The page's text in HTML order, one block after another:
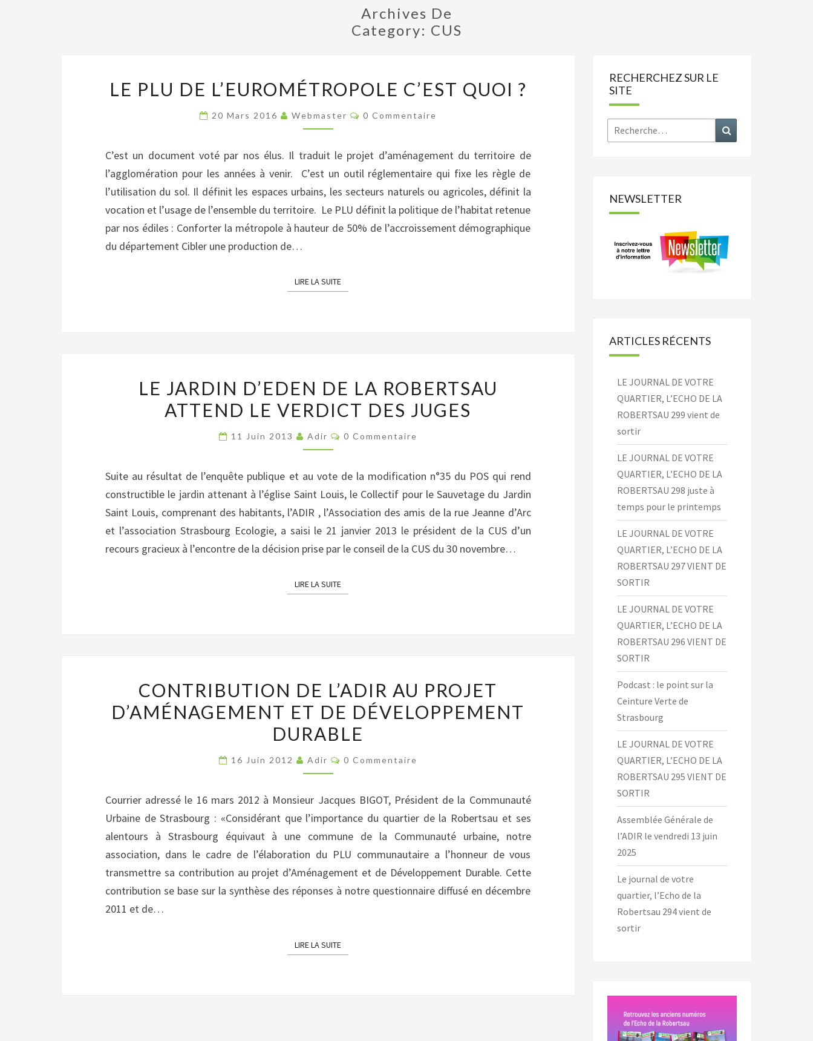
Archives De
Category: CUS
PLU
L’EUROMÉTROPOLE
LE PLU DE L’EUROMÉTROPOLE C’EST QUOI ?
20 Mars 2016 Webmaster Commentaires
0 Commentaire
C’est un document voté par nos élus. Il traduit le projet d’aménagement du territoire de
l’agglomération pour les années à venir. C’est un outil réglementaire qui fixe les règle de
l’utilisation du sol. Il définit les espaces urbains, les secteurs naturels ou agricoles, définit la
vocation et l’usage de l’ensemble du territoire. Le PLU définit la politique de l’habitat retenue
par nos édiles : Conforter la métropole à hauteur de 50% de l’accroissement démographique
du département Cibler une production de…
LIRE LA SUITELIRE LA SUITE
JARDIN
D’EDEN
LA
ATTEND
LE
VERDICT
DES
JUGES
LE JARDIN D’EDEN DE LA ROBERTSAU
ATTEND LE VERDICT DES JUGES
11 Juin 2013 Adir Commentaires
0 Commentaire
Suite au résultat de l’enquête publique et au vote de la modification n°35 du POS qui rend
constructible le jardin attenant à l’église Saint Louis, le Collectif pour le Sauvetage du Jardin
Saint Louis, comprenant des habitants, l’ADIR , l’Association des amis de la rue Jeanne d’Arc
et l’association Strasbourg Ecologie, a saisi le 21 janvier 2013 le président de la CUS d’un
recours gracieux à l’encontre de la décision prise par le conseil de la CUS du 30 novembre…
LIRE LA SUITELIRE LA SUITE
DE
L’ADIR
AU
D’AMÉNAGEMENT
DE
DÉVELOPPEMENT
DURABLE
CONTRIBUTION DE L’ADIR AU PROJET
D’AMÉNAGEMENT ET DE DÉVELOPPEMENT
DURABLE
16 Juin 2012 Adir Commentaires
0 Commentaire
Courrier adressé le 16 mars 2012 à Monsieur Jacques BIGOT, Président de la Communauté
Urbaine de Strasbourg : «Considérant que l’importance du quartier de la Robertsau et ses
alentours à Strasbourg équivaut à une commune de la Communauté urbaine, notre
association, dans le cadre de l’élaboration du PLU communautaire a l’honneur de vous
transmettre sa contribution au projet d’Aménagement et de Développement Durable. Cette
contribution se base sur la synthèse des réponses à notre questionnaire diffusé en décembre
2011 et de…
LIRE LA SUITELIRE LA SUITE
RECHERCHEZ SUR LE
SITE
Rechercher :
NEWSLETTER
ARTICLES RÉCENTS
LE JOURNAL DE VOTRE
QUARTIER, L’ECHO DE LA
ROBERTSAU 299 vient de
sortir
LE JOURNAL DE VOTRE
QUARTIER, L’ECHO DE LA
ROBERTSAU 298 juste à
temps pour le printemps
LE JOURNAL DE VOTRE
QUARTIER, L’ECHO DE LA
ROBERTSAU 297 VIENT DE
SORTIR
LE JOURNAL DE VOTRE
QUARTIER, L’ECHO DE LA
ROBERTSAU 296 VIENT DE
SORTIR
Podcast : le point sur la
Ceinture Verte de
Strasbourg
LE JOURNAL DE VOTRE
QUARTIER, L’ECHO DE LA
ROBERTSAU 295 VIENT DE
SORTIR
Assemblée Générale de
l’ADIR le vendredi 13 juin
2025
Le journal de votre
quartier, l’Echo de la
Robertsau 294 vient de
sortir